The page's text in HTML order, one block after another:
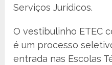
Serviços Jurídicos.
O vestibulinho ETEC
é um processo
entrada nas Escolas